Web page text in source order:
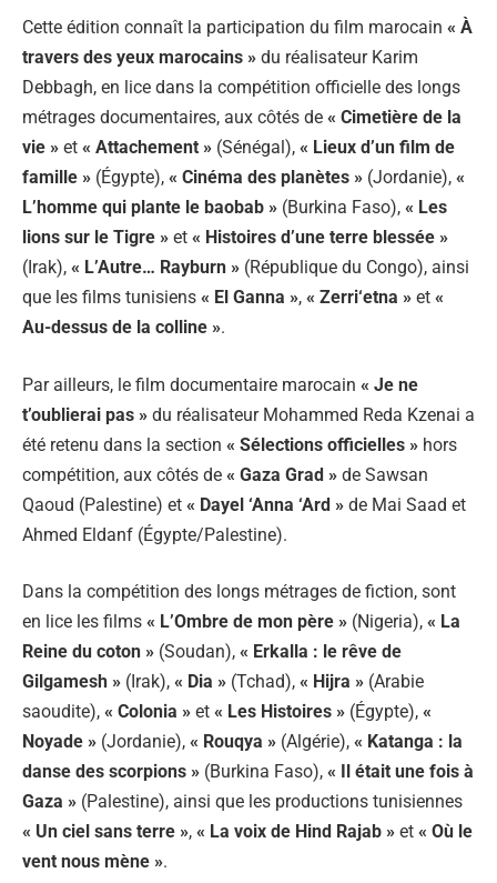
Cette édition connaît la participation du film marocain « À
travers des yeux marocains » du réalisateur Karim
Debbagh, en lice dans la compétition officielle des longs
métrages documentaires, aux côtés de « Cimetière de la
vie » et « Attachement » (Sénégal), « Lieux d’un film de
famille » (Égypte), « Cinéma des planètes » (Jordanie), «
L’homme qui plante le baobab » (Burkina Faso), « Les
lions sur le Tigre » et « Histoires d’une terre blessée »
(Irak), « L’Autre… Rayburn » (République du Congo), ainsi
que les films tunisiens « El Ganna », « Zerri‘etna » et «
Au-dessus de la colline ».
Par ailleurs, le film documentaire marocain « Je ne
t’oublierai pas » du réalisateur Mohammed Reda Kzenai a
été retenu dans la section « Sélections officielles » hors
compétition, aux côtés de « Gaza Grad » de Sawsan
Qaoud (Palestine) et « Dayel ‘Anna ‘Ard » de Mai Saad et
Ahmed Eldanf (Égypte/Palestine).
Dans la compétition des longs métrages de fiction, sont
en lice les films « L’Ombre de mon père » (Nigeria), « La
Reine du coton » (Soudan), « Erkalla : le rêve de
Gilgamesh » (Irak), « Dia » (Tchad), « Hijra » (Arabie
saoudite), « Colonia » et « Les Histoires » (Égypte), «
Noyade » (Jordanie), « Rouqya » (Algérie), « Katanga : la
danse des scorpions » (Burkina Faso), « Il était une fois à
Gaza » (Palestine), ainsi que les productions tunisiennes
« Un ciel sans terre », « La voix de Hind Rajab » et « Où le
vent nous mène ».